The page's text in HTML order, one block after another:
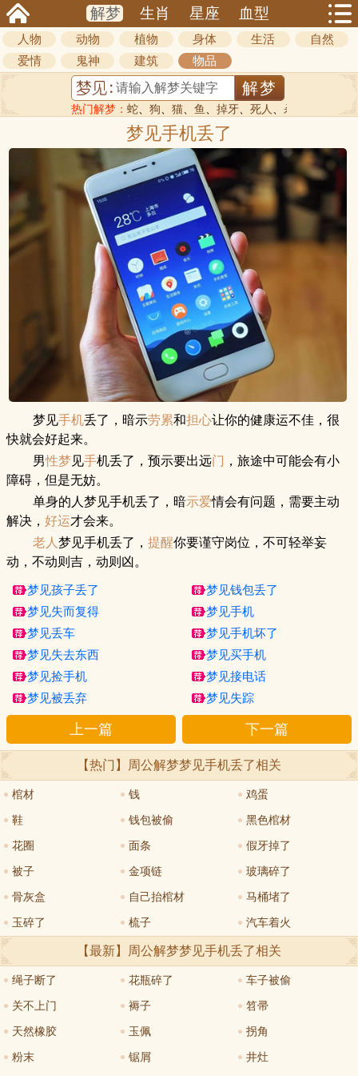
解梦 生肖 星座 血型
人物 动物 植物 身体 生活
自然
爱情
鬼神 建筑 物品
热门解梦： 蛇、 狗、 猫、 鱼 、 掉牙、 死人 、 杀人
梦见手机丢了
梦见手机丢了，暗示劳累和担心让你的健康运不佳，很
快就会好起来。
男性梦见手机丢了，预示要出远门 ，旅途中可能会有小
障碍，但是无妨。
单身的人梦见手机丢了，暗示爱情会有问题，需要主动
解决，好运才会来。
老人梦见手机丢了， 提醒你要谨守岗位，不可轻举妄
动，不动则吉，动则凶。
梦见孩子丢了
梦见钱包丢了
梦见失而复得
梦见手机
梦见丢车
梦见手机坏了
梦见失去东西
梦见买手机
梦见捡手机
梦见接电话
梦见被丢弃
梦见失踪
上一篇 下一篇
【热门】周公解梦梦见手机丢了相关
棺材 钱 鸡蛋
鞋 钱包被偷 黑色棺材
花圈 面条 假牙掉了
被子 金项链 玻璃碎了
骨灰盒 自己抬棺材 马桶堵了
玉碎了 梳子 汽车着火
【最新】周公解梦梦见手机丢了相关
绳子断了 花瓶碎了 车子被偷
关不上门 褥子 笤帚
天然橡胶 玉佩 拐角
粉末 锯屑 井灶